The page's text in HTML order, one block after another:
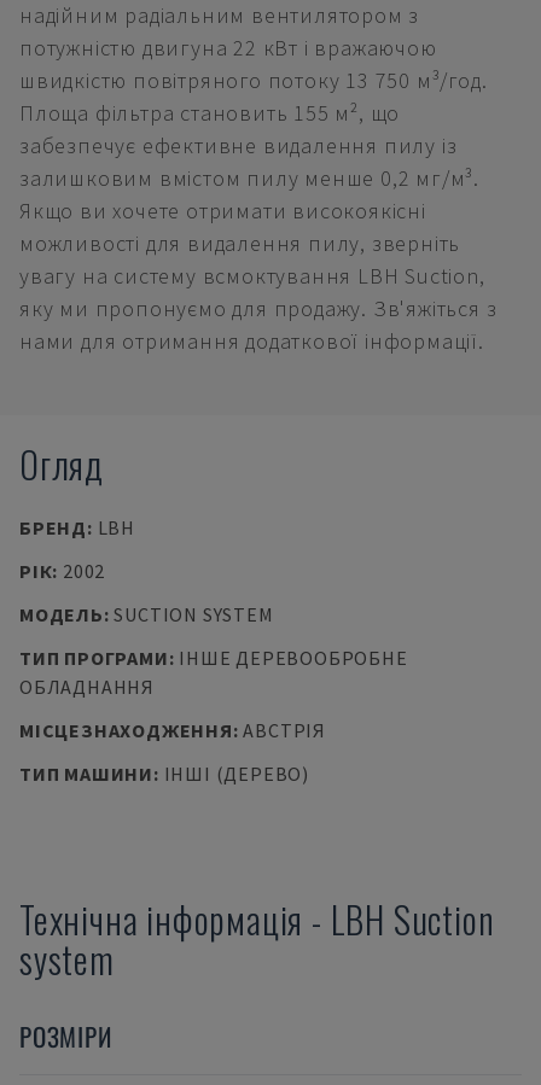
надійним радіальним вентилятором з
потужністю двигуна 22 кВт і вражаючою
швидкістю повітряного потоку 13 750 м³/год.
Площа фільтра становить 155 м², що
забезпечує ефективне видалення пилу із
залишковим вмістом пилу менше 0,2 мг/м³.
Якщо ви хочете отримати високоякісні
можливості для видалення пилу, зверніть
увагу на систему всмоктування LBH Suction,
яку ми пропонуємо для продажу. Зв'яжіться з
нами для отримання додаткової інформації.
Огляд
БРЕНД: LBH
РІК: 2002
МОДЕЛЬ:SUCTION SYSTEM
ТИП ПРОГРАМИ: ІНШЕ ДЕРЕВООБРОБНЕ
ОБЛАДНАННЯ
МІСЦЕЗНАХОДЖЕННЯ:АВСТРІЯ
ТИП МАШИНИ: ІНШІ (ДЕРЕВО)
Технічна інформація - LBH Suction
system
РОЗМІРИ